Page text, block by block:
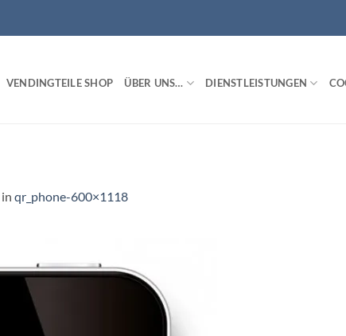
VENDINGTEILE SHOP ÜBER UNS… DIENSTLEISTUNGEN
in qr_phone-600×1118